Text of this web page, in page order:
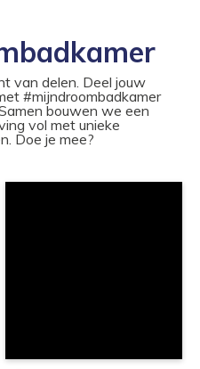
van delen. Deel jouw
#mijndroombadkamer
bouwen we een
vol met unieke
Doe je mee?